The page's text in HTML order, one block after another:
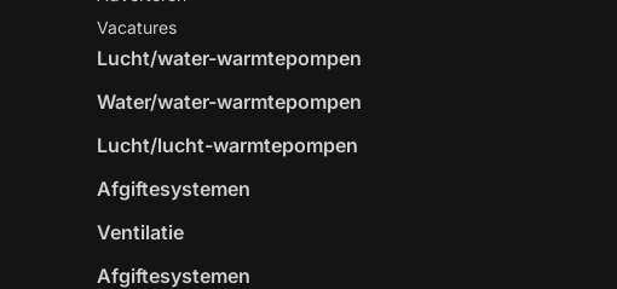
Vacatures
Lucht/water-warmtepompen
Water/water-warmtepompen
Lucht/lucht-warmtepompen
Afgiftesystemen
Ventilatie
Afgiftesystemen